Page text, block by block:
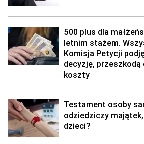
500 plus dla
letnim stażem.
Komisja Petycji
decyzję, przeszkodą
koszty
Testament osoby
odziedziczy
dzieci?